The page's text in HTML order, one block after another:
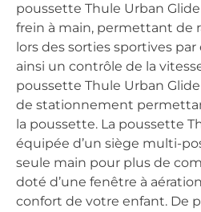
poussette Thule Urban
frein à main, permettant de
lors des sorties sportives
ainsi un contrôle de la
poussette Thule Urban
de stationnement
la poussette. La poussette
équipée d’un siège multi-
seule main pour plus de
doté d’une fenêtre à
confort de votre enfant. De